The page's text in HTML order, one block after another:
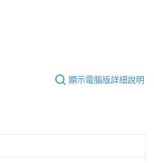
顯示電腦版詳細說明